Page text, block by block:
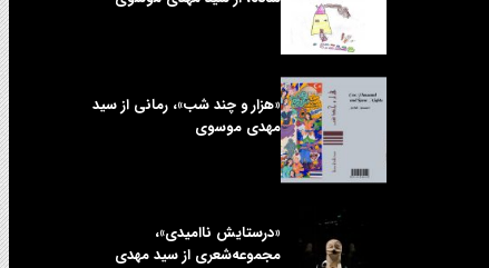
«هزار و چند شب»، رمانی از سید
مهدی موسوی
«درستایش ناامیدی»،
مجموعه‌شعری از سید مهدی